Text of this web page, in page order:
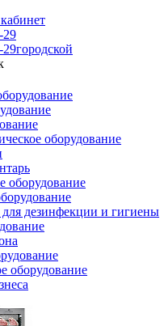
29
29городской
оборудование
оборудование
дезинфекции и гигиены
оборудование